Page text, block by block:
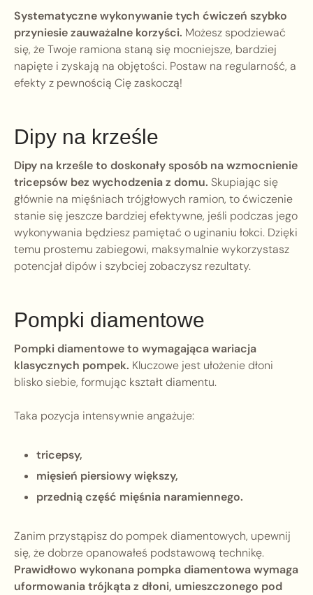
Systematyczne wykonywanie tych ćwiczeń szybko
przyniesie zauważalne korzyści. Możesz spodziewać
się, że Twoje ramiona staną się mocniejsze, bardziej
napięte i zyskają na objętości. Postaw na regularność, a
efekty z pewnością Cię zaskoczą!
Dipy na krześle
Dipy na krześle to doskonały sposób na wzmocnienie
tricepsów bez wychodzenia z domu. Skupiając się
głównie na mięśniach trójgłowych ramion, to ćwiczenie
stanie się jeszcze bardziej efektywne, jeśli podczas jego
wykonywania będziesz pamiętać o uginaniu łokci. Dzięki
temu prostemu zabiegowi, maksymalnie wykorzystasz
potencjał dipów i szybciej zobaczysz rezultaty.
Pompki diamentowe
Pompki diamentowe to wymagająca wariacja
klasycznych pompek. Kluczowe jest ułożenie dłoni
blisko siebie, formując kształt diamentu.
Taka pozycja intensywnie angażuje:
tricepsy,
mięsień piersiowy większy,
przednią część mięśnia naramiennego.
Zanim przystąpisz do pompek diamentowych, upewnij
się, że dobrze opanowałeś podstawową technikę.
Prawidłowo wykonana pompka diamentowa wymaga
uformowania trójkąta z dłoni, umieszczonego pod